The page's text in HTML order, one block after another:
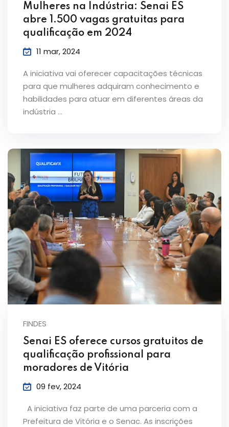
Mulheres na Indústria: Senai ES
abre 1.500 vagas gratuitas para
qualificação em 2024
11 mar, 2024
A iniciativa vai oferecer capacitações técnicas
para que mulheres adquiram conhecimento e
habilidades para atuar em diferentes áreas da
indústria …
FINDES
Senai ES oferece cursos gratuitos de
qualificação profissional para
moradores de Vitória
09 fev, 2024
A iniciativa faz parte de uma parceria com a
Prefeitura de Vitória e o Senac. As inscrições